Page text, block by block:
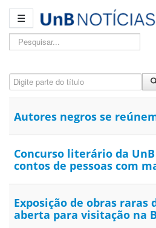
☰
Pesquisar...
Digite parte do título
Autores negros se
Concurso literário da
contos de pessoas com
Exposição de obras raras
aberta para visitação na